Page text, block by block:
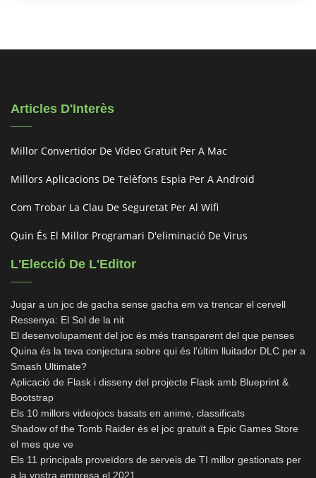
Articles D'Interès
Millor Convertidor De Vídeo Gratuït Per A Mac
Millors Aplicacions De Telèfons Espia Per A Android
Com Trobar La Clau De Seguretat Per Al Wifi
Quin És El Millor Programari D'eliminació De Virus
L'Elecció De L'Editor
Jugar a un joc de gacha sense gacha em va trencar el cervell
Ressenya: El Sol de la nit
El desenvolupament del joc és més transparent del que penses
Quina és la teva conjectura sobre qui és l'últim lluitador DLC per a
Smash Ultimate?
Aplicació de Flask i disseny del projecte Flask amb Blueprint &
Bootstrap
Els 10 millors videojocs basats en anime, classificats
Shadow of the Tomb Raider és el joc gratuït a Epic Games Store
el mes que ve
Els 11 principals proveïdors de serveis de TI millor gestionats per
a la vostra empresa el 2021